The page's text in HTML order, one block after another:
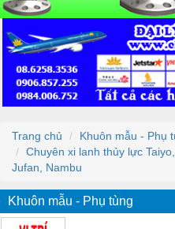
Trang chủ
Khuôn mẫu - Phụ
Chuyên xi lanh thủy lực
Jufan, Nambu
Khuôn mẫu - Phụ tùng